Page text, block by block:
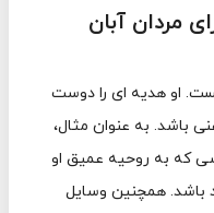
مردان آبان
او هدیه ای را دوست
باشد. به عنوان مثال،
که به روحیه عمیق او
باشد. همچنین وسایل